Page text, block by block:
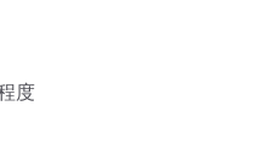
度